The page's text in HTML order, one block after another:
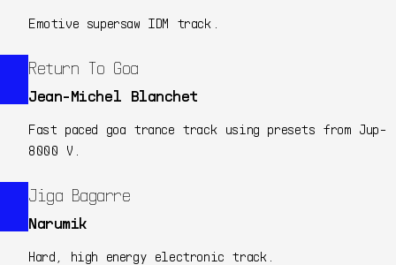
Emotive supersaw IDM track.
Return To Goa
Jean-Michel Blanchet
Fast paced goa trance track using presets from Jup-
8000 V.
Jiga Bagarre
Narumik
Hard, high energy electronic track.